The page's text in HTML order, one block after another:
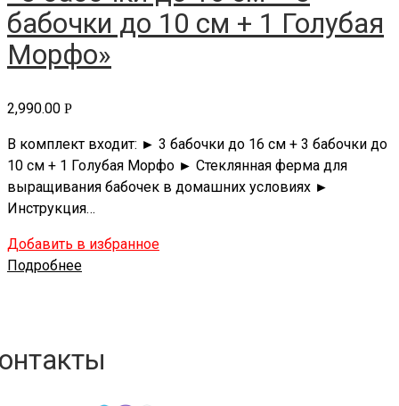
бабочки до 10 см + 1 Голубая
Морфо»
2,990.00 Р
В комплект входит: ► 3 бабочки до 16 см + 3 бабочки до
10 см + 1 Голубая Морфо ► Стеклянная ферма для
выращивания бабочек в домашних условиях ►
Инструкция…
Добавить в избранное
Подробнее